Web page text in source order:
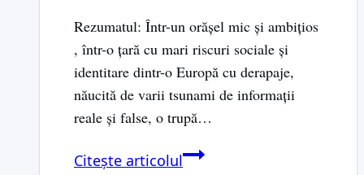
2018
Rezumatul: Într-un orăşel mic şi ambiţios
, într-o ţară cu mari riscuri sociale şi
identitare dintr-o Europă cu derapaje,
năucită de varii tsunami de informaţii
reale şi false, o trupă…
Citește articolulDe